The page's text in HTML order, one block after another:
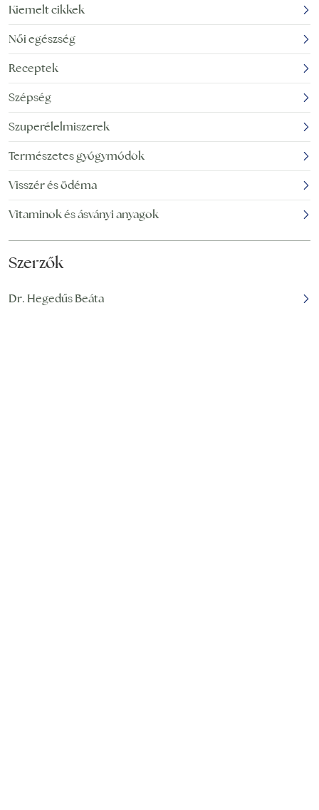
Kiemelt cikkek
Női egészség
Receptek
Szépség
Szuperélelmiszerek
Természetes gyógymódok
Visszér és ödéma
Vitaminok és ásványi anyagok
Szerzők
Dr. Hegedűs Beáta